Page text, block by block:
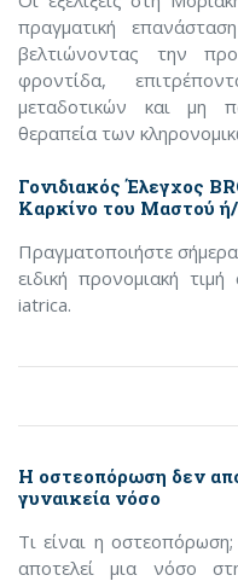
πραγματική
βελτιώνοντας την
φροντίδα,
μεταδοτικών και μη
θεραπεία των
Γονιδιακός Έλεγχος
Καρκίνο του Μαστού
Πραγματοποιήστε
ειδική προνομιακή
iatrica.
Η οστεοπόρωση δεν
γυναικεία νόσο
Τι είναι η
αποτελεί μια νόσο